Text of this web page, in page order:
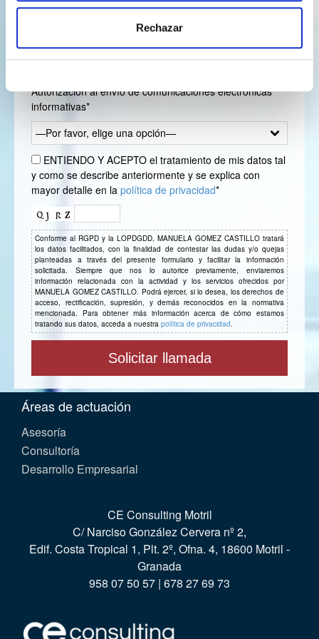
Rechazar
Autorización al envío de comunicaciones electrónicas
informativas*
—Por favor, elige una opción—
ENTIENDO Y ACEPTO el tratamiento de mis datos tal
y como se describe anteriormente y se explica con
mayor detalle en lapolítica de privacidad*
Conforme al RGPD y la LOPDGDD, MANUELA GOMEZ CASTILLO tratará
los datos facilitados, con la finalidad de contestar las dudas y/o quejas
planteadas a través del presente formulario y facilitar la información
solicitada. Siempre que nos lo autorice previamente, enviaremos
información relacionada con la actividad y los servicios ofrecidos por
MANUELA GOMEZ CASTILLO. Podrá ejercer, si lo desea, los derechos de
acceso, rectificación, supresión, y demás reconocidos en la normativa
mencionada. Para obtener más información acerca de cómo estamos
tratando sus datos, acceda a nuestrapolítica de privacidad.
Áreas de actuación
Asesoría
Consultoría
Desarrollo Empresarial
CE Consulting Motril
C/ Narciso González Cervera nº 2,
Edif. Costa Tropical 1, Plt. 2º, Ofna. 4, 18600 Motril -
Granada
958 07 50 57 | 678 27 69 73